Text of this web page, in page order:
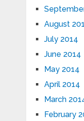
August
July 2014
June 2014
May 2014
April 2014
March
February